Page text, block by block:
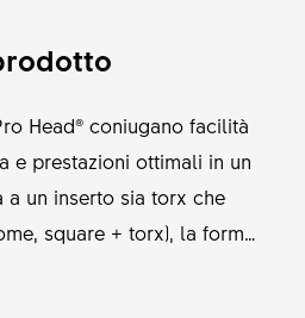
Head® coniugano facilità
inserto sia torx che
square + torx), la forma
contatto